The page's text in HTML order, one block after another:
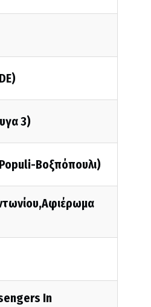
3)
Βοξπόπουλι)
In